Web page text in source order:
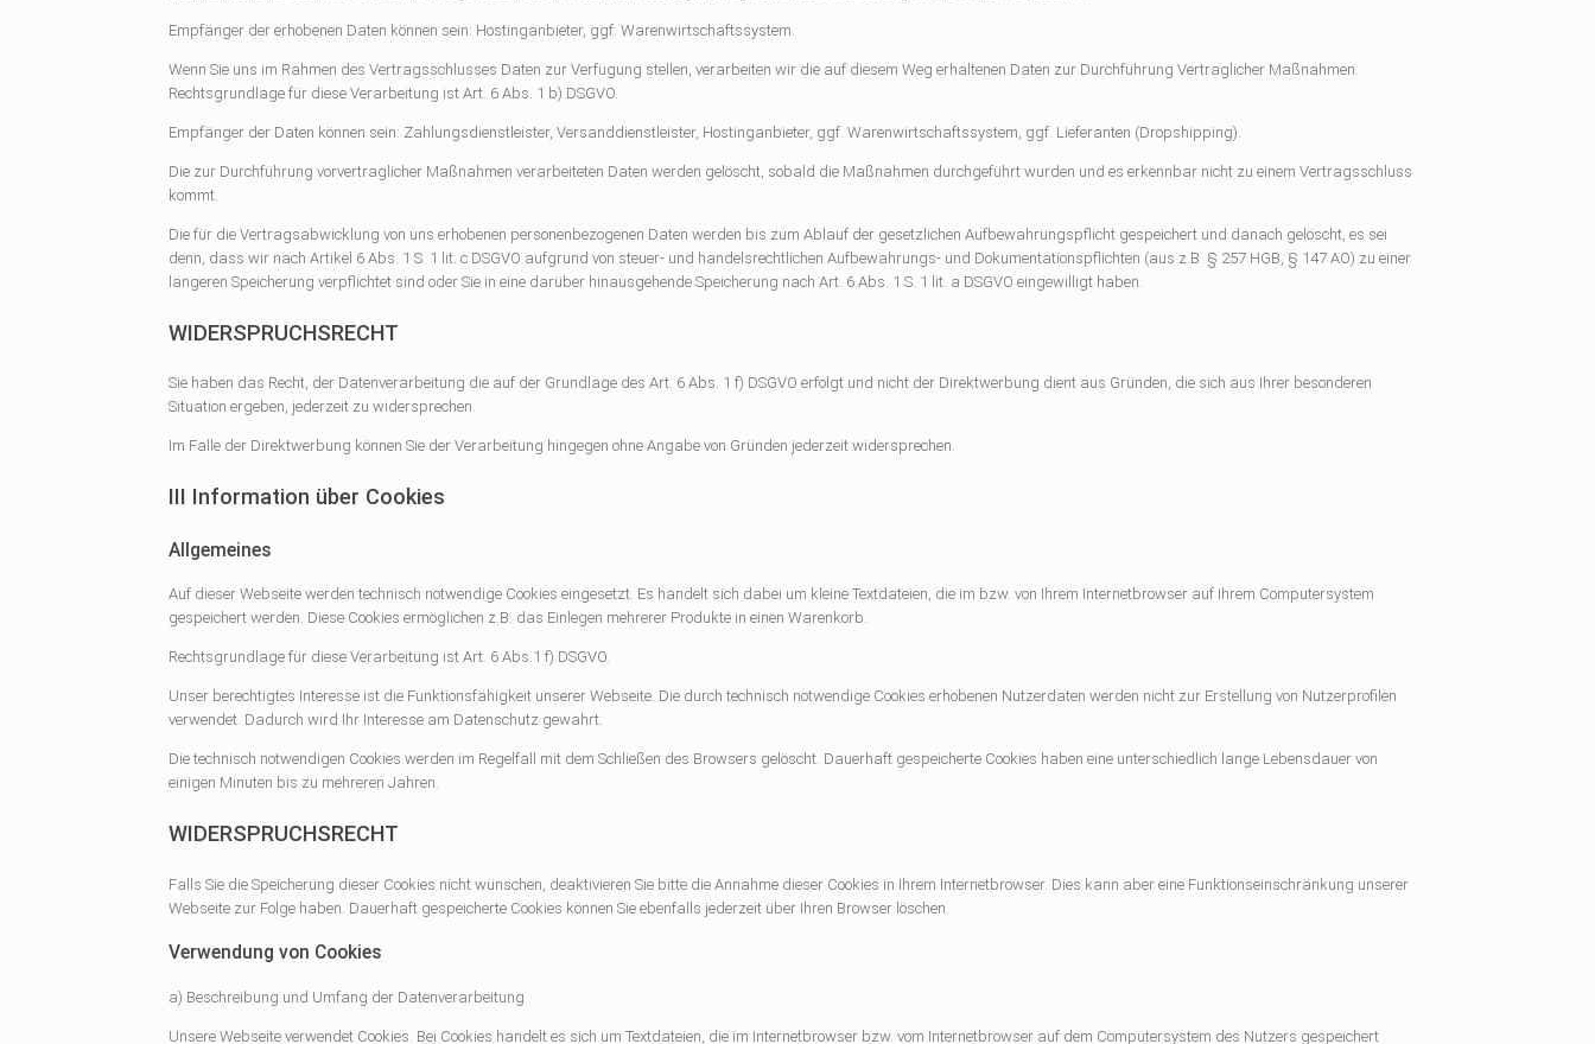
Empfänger der erhobenen Daten können sein: Hostinganbieter, ggf. Warenwirtschaftssystem.
Wenn Sie uns im Rahmen des Vertragsschlusses Daten zur Verfügung stellen, verarbeiten wir die auf diesem Weg erhaltenen Daten zur Durchführung Vertraglicher Maßnahmen.
Rechtsgrundlage für diese Verarbeitung ist Art. 6 Abs. 1 b) DSGVO.
Empfänger der Daten können sein: Zahlungsdienstleister, Versanddienstleister, Hostinganbieter, ggf. Warenwirtschaftssystem, ggf. Lieferanten (Dropshipping).
Die zur Durchführung vorvertraglicher Maßnahmen verarbeiteten Daten werden gelöscht, sobald die Maßnahmen durchgeführt wurden und es erkennbar nicht zu einem Vertragsschluss
kommt.
Die für die Vertragsabwicklung von uns erhobenen personenbezogenen Daten werden bis zum Ablauf der gesetzlichen Aufbewahrungspflicht gespeichert und danach gelöscht, es sei
denn, dass wir nach Artikel 6 Abs. 1 S. 1 lit. c DSGVO aufgrund von steuer- und handelsrechtlichen Aufbewahrungs- und Dokumentationspflichten (aus z.B. § 257 HGB, § 147 AO) zu einer
längeren Speicherung verpflichtet sind oder Sie in eine darüber hinausgehende Speicherung nach Art. 6 Abs. 1 S. 1 lit. a DSGVO eingewilligt haben.
WIDERSPRUCHSRECHT
Sie haben das Recht, der Datenverarbeitung die auf der Grundlage des Art. 6 Abs. 1 f) DSGVO erfolgt und nicht der Direktwerbung dient aus Gründen, die sich aus Ihrer besonderen
Situation ergeben, jederzeit zu widersprechen.
Im Falle der Direktwerbung können Sie der Verarbeitung hingegen ohne Angabe von Gründen jederzeit widersprechen.
III Information über Cookies
Allgemeines
Auf dieser Webseite werden technisch notwendige Cookies eingesetzt. Es handelt sich dabei um kleine Textdateien, die im bzw. von Ihrem Internetbrowser auf Ihrem Computersystem
gespeichert werden. Diese Cookies ermöglichen z.B. das Einlegen mehrerer Produkte in einen Warenkorb.
Rechtsgrundlage für diese Verarbeitung ist Art. 6 Abs.1 f) DSGVO.
Unser berechtigtes Interesse ist die Funktionsfähigkeit unserer Webseite. Die durch technisch notwendige Cookies erhobenen Nutzerdaten werden nicht zur Erstellung von Nutzerprofilen
verwendet. Dadurch wird Ihr Interesse am Datenschutz gewahrt.
Die technisch notwendigen Cookies werden im Regelfall mit dem Schließen des Browsers gelöscht. Dauerhaft gespeicherte Cookies haben eine unterschiedlich lange Lebensdauer von
einigen Minuten bis zu mehreren Jahren.
WIDERSPRUCHSRECHT
Falls Sie die Speicherung dieser Cookies nicht wünschen, deaktivieren Sie bitte die Annahme dieser Cookies in Ihrem Internetbrowser. Dies kann aber eine Funktionseinschränkung unserer
Webseite zur Folge haben. Dauerhaft gespeicherte Cookies können Sie ebenfalls jederzeit über Ihren Browser löschen.
Verwendung von Cookies
a) Beschreibung und Umfang der Datenverarbeitung
Unsere Webseite verwendet Cookies. Bei Cookies handelt es sich um Textdateien, die im Internetbrowser bzw. vom Internetbrowser auf dem Computersystem des Nutzers gespeichert